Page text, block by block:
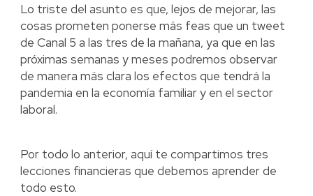
Lo triste del asunto es que, lejos de mejorar, las
cosas prometen ponerse más feas que un tweet
de Canal 5 a las tres de la mañana, ya que en las
próximas semanas y meses podremos observar
de manera más clara los efectos que tendrá la
pandemia en la economía familiar y en el sector
laboral.
Por todo lo anterior, aquí te compartimos tres
lecciones financieras que debemos aprender de
todo esto.